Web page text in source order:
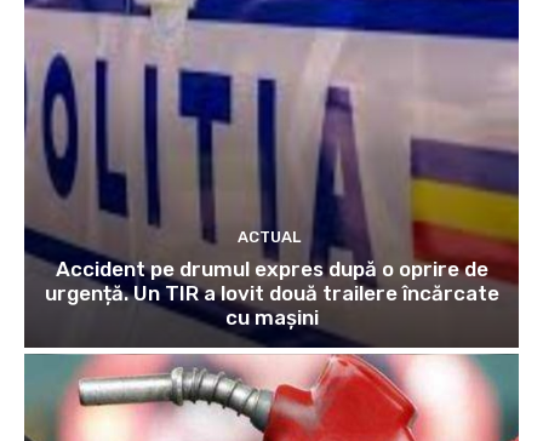
ACTUAL
Accident pe drumul expres după o oprire de
urgență. Un TIR a lovit două trailere încărcate
cu mașini